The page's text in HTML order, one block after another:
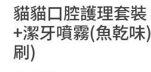
貓貓口腔護理套
+潔牙噴霧(魚乾
刷)